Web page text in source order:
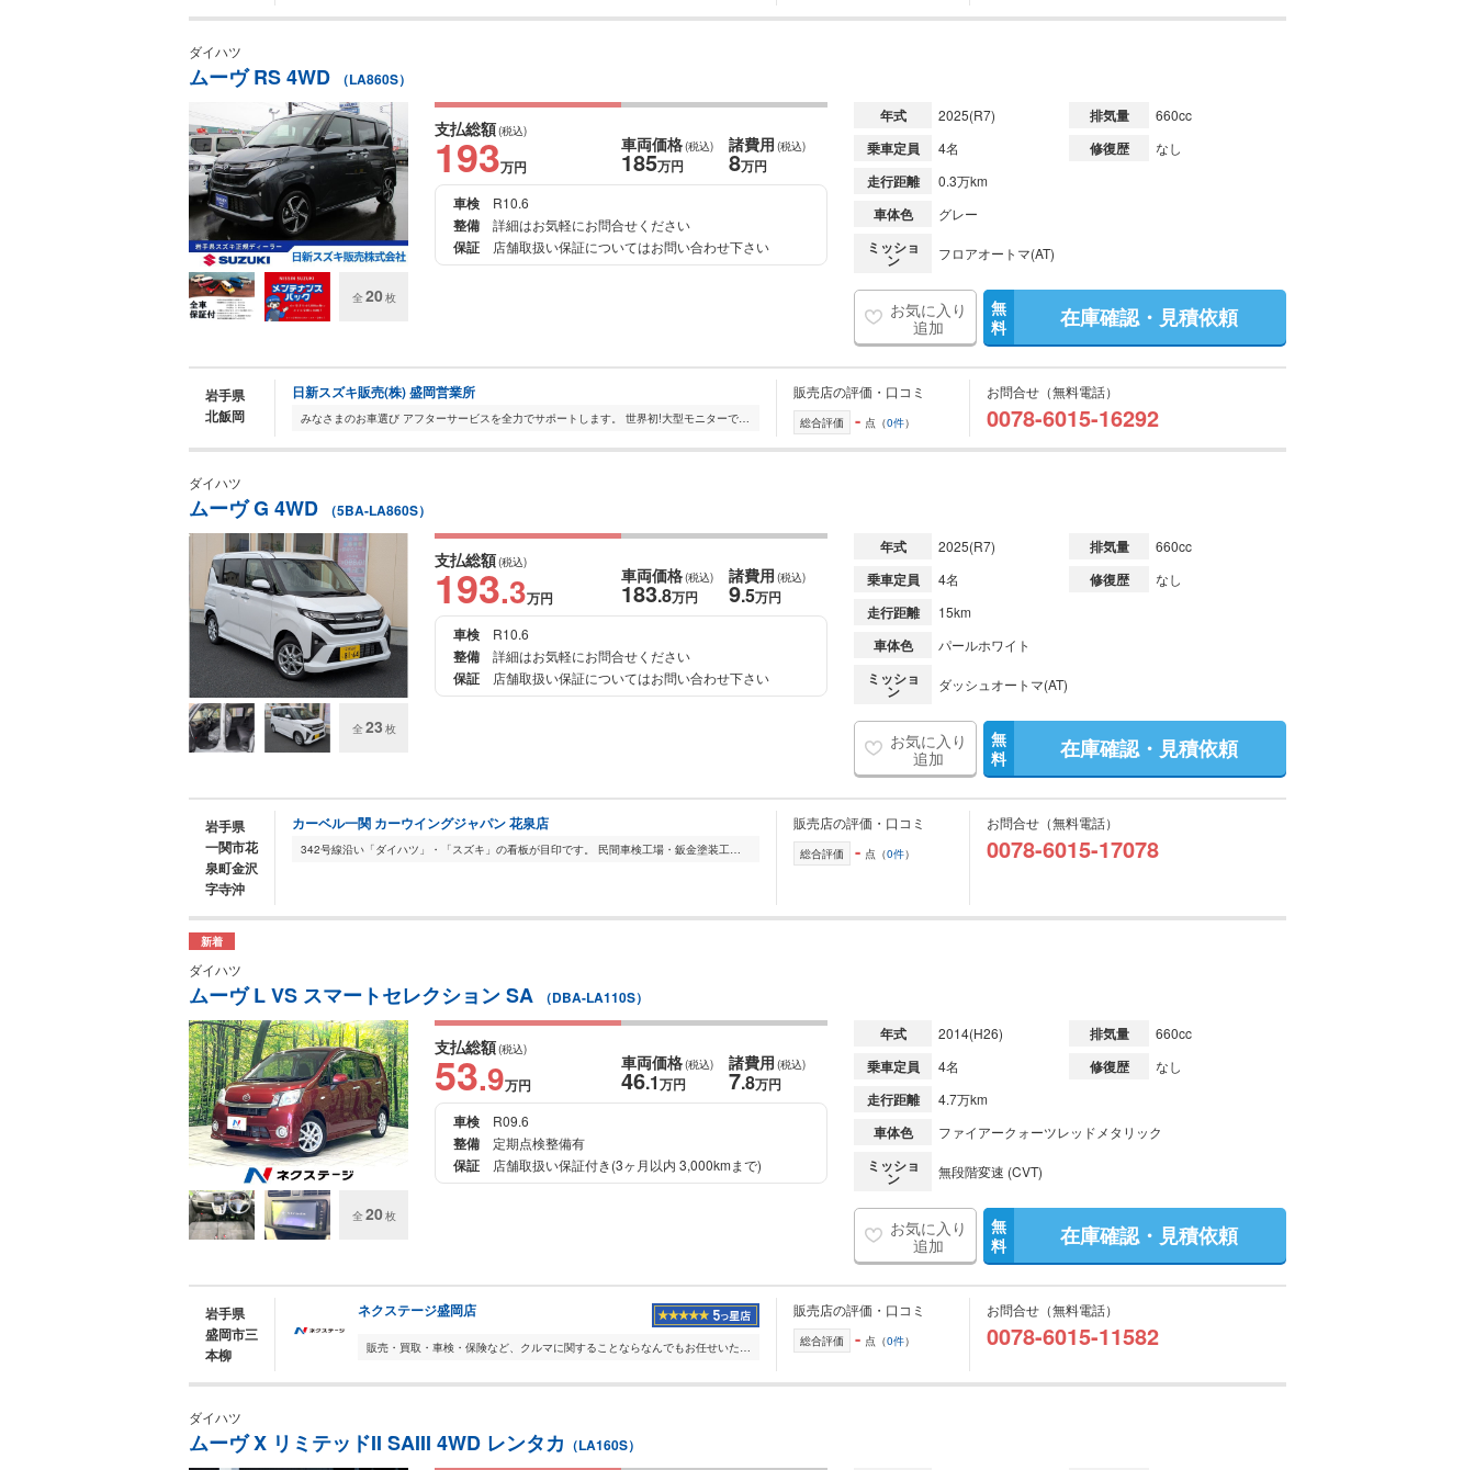
ダイハツ
ムーヴ RS 4WD （LA860S）
全 20枚
支払総額(税込)
193万円
車両価格(税込)
185万円
諸費用 (税込)
8万円
車検
R10.6
整備 詳細はお気軽にお問合せください
保証 店舗取扱い保証についてはお問い合わせ下さい
年式 2025(R7) 排気量 660cc
乗車定員 4名 修復歴 なし
走行距離 0.3万km
車体色 グレー
ミッショ
ン フロアオートマ(AT)
お気に入り
追加
無
料
在庫確認・見積依頼
岩手県
北飯岡
日新スズキ販売(株) 盛岡営業所
みなさまのお車選び アフターサービスを全力でサポートします。 世界初!大型モニターでの商談もできます。 実際にグレードやボディカラーをお好みで変更することが...
販売店の評価・口コミ
総合評価 - 点（0件）
お問合せ（無料電話）
0078-6015-16292
ダイハツ
ムーヴ G 4WD （5BA-LA860S）
全 23 枚
支払総額(税込)
193.3万円
車両価格(税込)
183.8万円
諸費用 (税込)
9.5万円
車検
R10.6
整備 詳細はお気軽にお問合せください
保証 店舗取扱い保証についてはお問い合わせ下さい
年式 2025(R7) 排気量 660cc
乗車定員 4名 修復歴 なし
走行距離 15km
車体色 パールホワイト
ミッショ
ン ダッシュオートマ(AT)
お気に入り
追加
無
料
在庫確認・見積依頼
岩手県
一関市花
泉町金沢
字寺沖
カーベル一関 カーウイングジャパン 花泉店
342号線沿い「ダイハツ」・「スズキ」の看板が目印です。 民間車検工場・鈑金塗装工場併設。 24時間レッカー・ロードサービス対応。 各メーカー新車・中古お取り扱い、...
販売店の評価・口コミ
総合評価 - 点（0件）
お問合せ（無料電話）
0078-6015-17078
新着
ダイハツ
ムーヴ L VS スマートセレクション SA （DBA-LA110S）
全 20枚
支払総額(税込)
53.9万円
車両価格(税込)
46.1万円
諸費用 (税込)
7.8万円
車検
R09.6
整備 定期点検整備有
保証 店舗取扱い保証付き(3ヶ月以内 3,000kmまで)
年式 2014(H26) 排気量 660cc
乗車定員 4名 修復歴 なし
走行距離 4.7万km
車体色 ファイアークォーツレッドメタリック
ミッショ
ン 無段階変速 (CVT)
お気に入り
追加
無
料
在庫確認・見積依頼
岩手県
盛岡市三
本柳
ネクステージ盛岡店
販売・買取・車検・保険など、クルマに関することならなんでもお任せいただける大型総合ショップです。 ご家族・お友達みなさまでお気軽にご来場ください。 地域最大...
販売店の評価・口コミ
総合評価 - 点（0件）
お問合せ（無料電話）
0078-6015-11582
ダイハツ
ムーヴ X リミテッドII SAIII 4WD レンタカ （LA160S）